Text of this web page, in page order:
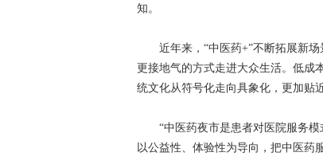
知。
近年来，“中医药+”不断拓展新场
更接地气的方式走进大众生活。低成
统文化从符号化走向具象化，更加贴
“中医药夜市是患者对医院服务模
以公益性、体验性为导向，把中医药